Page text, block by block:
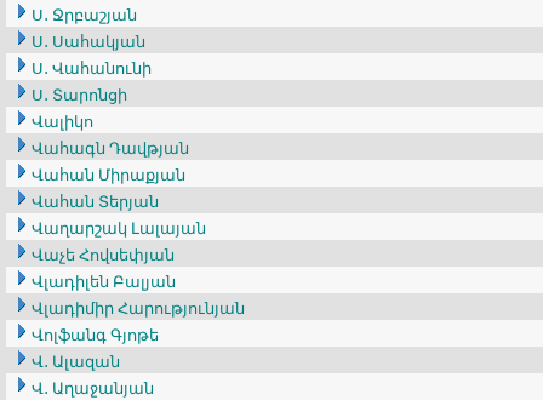
Ս․ Ջրբաշյան
Ս․ Սահակյան
Ս․ Վահանունի
Ս․ Տարոնցի
Վալիկո
Վահագն Դավթյան
Վահան Միրաքյան
Վահան Տերյան
Վաղարշակ Լալայան
Վաչե Հովսեփյան
Վլադիլեն Բալյան
Վլադիմիր Հարությունյան
Վոլֆանգ Գյոթե
Վ․ Ալազան
Վ․ Աղաջանյան